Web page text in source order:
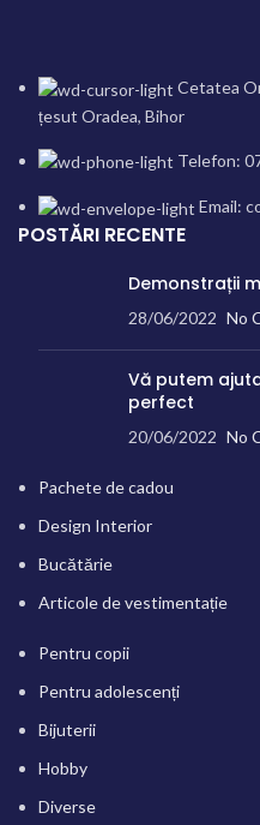
Cetatea
țesut Oradea, Bihor
Telefon:
Email:
POSTĂRI RECENTE
Demonstrații
28/06/2022 No
Vă putem
perfect
20/06/2022 No
Pachete de cadou
Design Interior
Bucătărie
Articole de vestimentație
Pentru copii
Pentru adolescenți
Bijuterii
Hobby
Diverse